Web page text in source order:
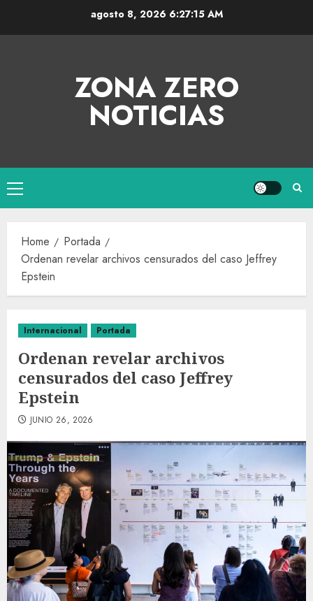
agosto 8, 2026 6:27:15 AM
ZONA ZERO
NOTICIAS
Home
Portada
Ordenan revelar archivos censurados del caso Jeffrey
Epstein
Internacional Portada
Ordenan revelar archivos
censurados del caso Jeffrey
Epstein
JUNIO 26, 2026